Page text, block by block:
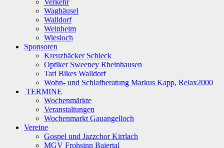
Verkehr
Waghäusel
Walldorf
Weinheim
Wiesloch
Sponsoren
Kreuzbäcker Schieck
Optiker Sweeney Rheinhausen
Tari Bikes Walldorf
Wohn- und Schlafberatung Markus Kapp, Relax2000
TERMINE
Wochenmärkte
Veranstaltungen
Wochenmarkt Gauangelloch
Vereine
Gospel und Jazzchor Kirrlach
MGV Frohsinn Baiertal